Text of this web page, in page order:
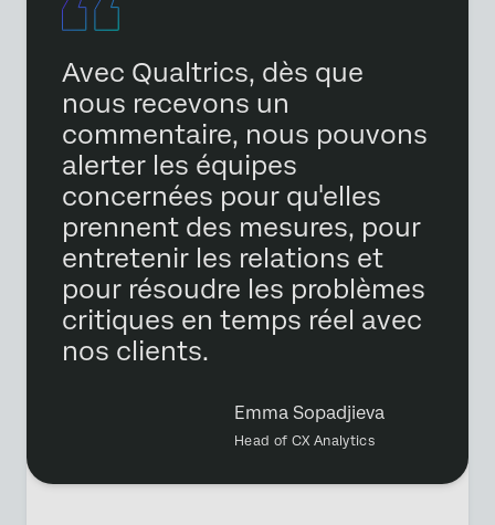
Avec Qualtrics, dès que
nous recevons un
commentaire, nous pouvons
alerter les équipes
concernées pour qu'elles
prennent des mesures, pour
entretenir les relations et
pour résoudre les problèmes
critiques en temps réel avec
nos clients.
Emma Sopadjieva
Head of CX Analytics